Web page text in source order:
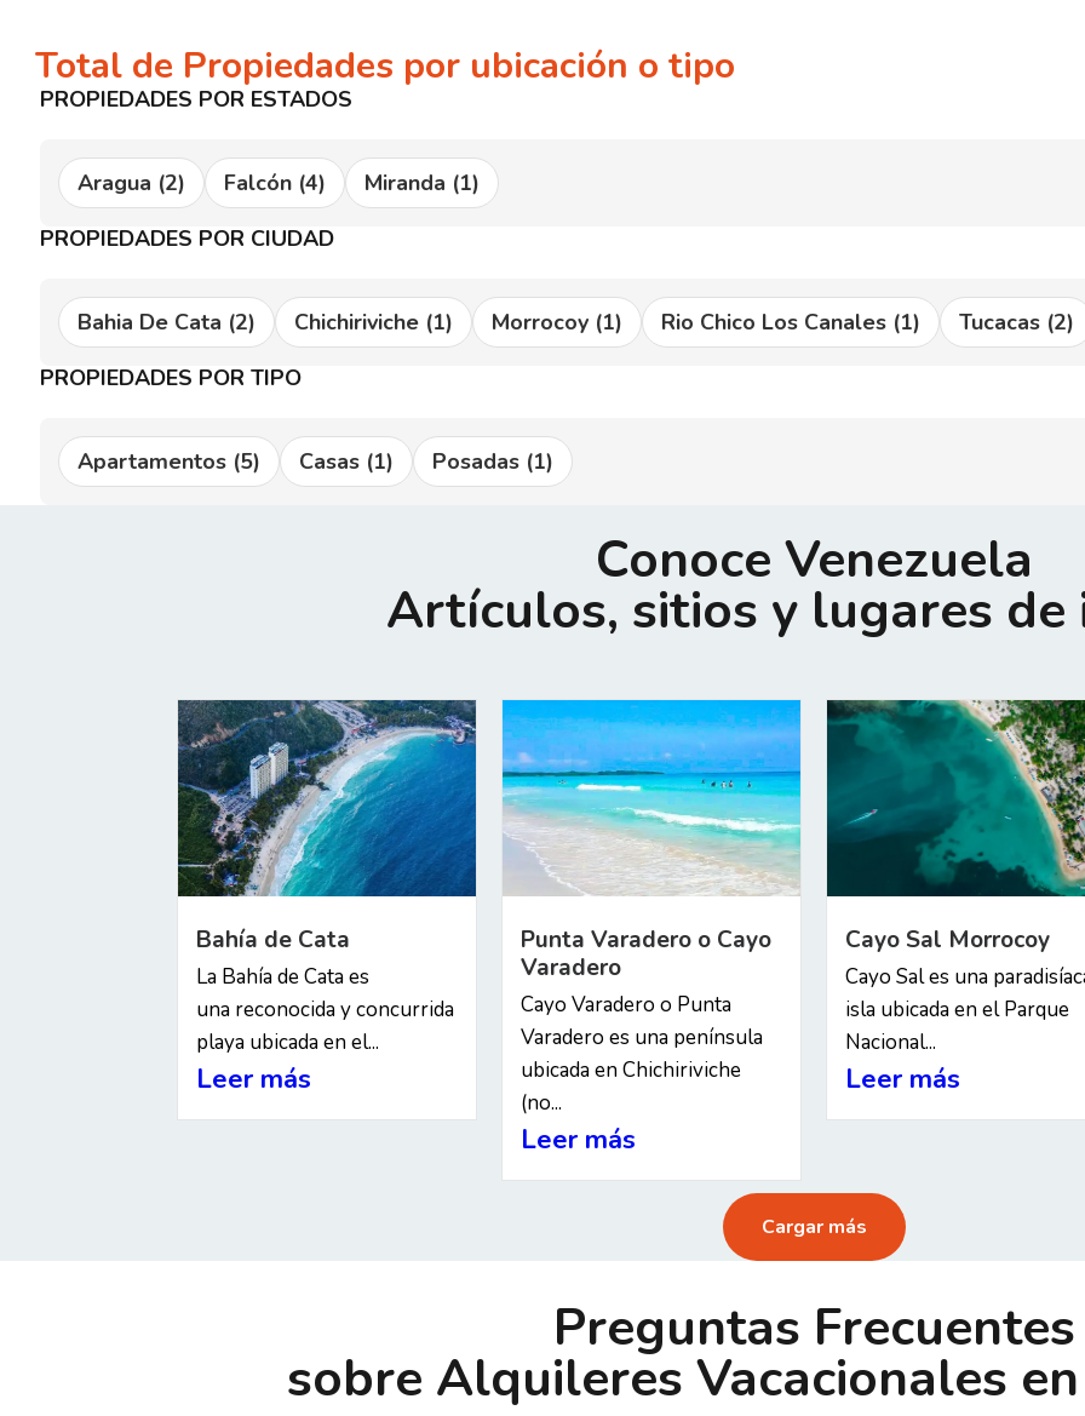
Total de Propiedades por ubicación o tipo
PROPIEDADES POR ESTADOS
Aragua (2) Falcón(4) Miranda (1)
PROPIEDADES POR CIUDAD
Bahia De Cata (2) Chichiriviche(1) Morrocoy(1) Rio Chico Los Canales(1) Tucacas(2)
PROPIEDADES POR TIPO
Apartamentos(5) Casas(1) Posadas(1)
Conoce Venezuela
Artículos, sitios y lugares de
Bahía de Cata
La Bahía de Cata es
una reconocida y concurrida
playa ubicada en el...
Leer más
Punta Varadero o Cayo
Varadero
Cayo Varadero o Punta
Varadero es una península
ubicada en Chichiriviche
(no...
Leer más
Cayo Sal Morrocoy
Cayo Sal es una
isla ubicada en el Parque
Nacional...
Leer más
Cargar más
Preguntas Frecuentes
sobre Alquileres Vacacionales